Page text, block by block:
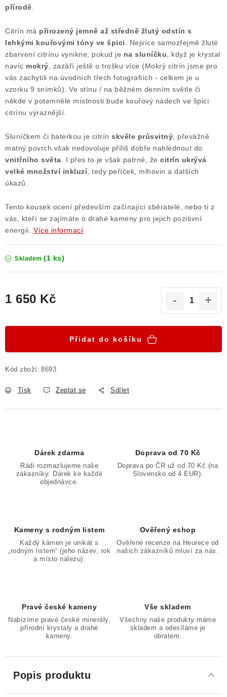
přírodě
Citrín má přirozený jemně až středně žlutý odstín s
lehkými kouřovými tóny ve špici . Nejvíce samozřejmě žluté
zbarvení citrínu vynikne, pokud je na sluníčku , když je krystal
navíc mokrý , zazáří ještě o trošku více (Mokrý citrín jsme pro
vás zachytili na úvodních třech fotografiích - celkem je u
vzorku 9 snímků). Ve stínu / na běžném denním světle či
někde v potemnělé místnosti bude kouřový nádech ve špici
citrínu výraznější.
Sluníčkem či baterkou je citrín skvěle průsvitný , převážně
matný povrch však nedovoluje příliš dobře nahlédnout do
vnitřního světa . I přes to je však patrné, že citrín ukrývá
velké množství inkluzí, tedy peříček, mlhovin a dalších
úkazů.
Tento kousek ocení především začínající sběratelé, nebo ti z
vás, kteří se zajímáte o drahé kameny pro jejich pozitivní
energii.
Více informací
Skladem (1 ks)
1 650 Kč
Přidat do košíku
Kód zboží: 8693
Tisk Zeptat se Sdílet
Dárek zdarma
Rádi rozmazlujeme naše
zákazníky. Dárek ke každé
objednávce.
Doprava od 70 Kč
Doprava po ČR už od 70 Kč (na
Slovensko od 4 EUR).
Kameny s rodným listem
Každý kámen je unikát s
„rodným listem“ (jeho název, rok
a místo nálezu).
Ověřený eshop
Ověřené recenze na Heurece od
našich zákazníků mluví za nás.
Pravé české kameny
Nabízíme pravé české minerály,
přírodní krystaly a drahé
kameny.
Vše skladem
Všechny naše produkty máme
skladem a odesíláme je
obratem.
Popis produktu